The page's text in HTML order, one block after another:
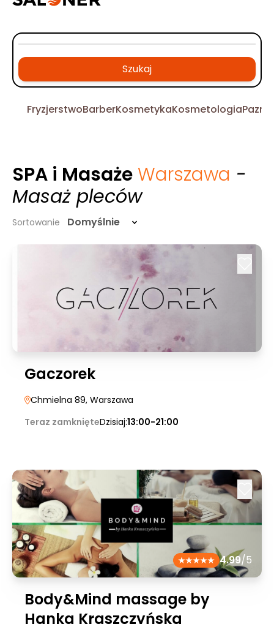
Szukaj
FryzjerstwoBarberKosmetykaKosmetologia
SPA i Masaże Warszawa -
Masaż pleców
Sortowanie Domyślnie
Gaczorek
Chmielna 89, Warszawa
Teraz zamknięteDzisiaj:13:00-21:00
4.99/5
Body&Mind massage by
Hanka Kraszczyńska